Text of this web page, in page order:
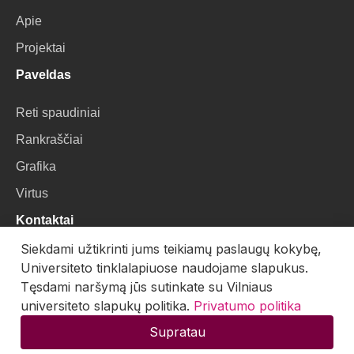
Apie
Projektai
Paveldas
Reti spaudiniai
Rankraščiai
Grafika
Virtus
Kontaktai
VU Biblioteka
Universiteto g. 3, LT-01122, Vilnius
El. paštas:skaitmenines.kolekcijos@mb.vu.lt
Siekdami užtikrinti jums teikiamų paslaugų kokybę,
Universiteto tinklalapiuose naudojame slapukus.
Tęsdami naršymą jūs sutinkate su Vilniaus
universiteto slapukų politika. Privatumo politika
Supratau